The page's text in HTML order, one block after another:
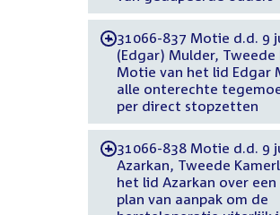
-31066-837 Motie d.d. 9
(Edgar) Mulder, Tweede
Motie van het lid Edgar
alle onterechte
per direct stopzetten
-31066-838 Motie d.d. 9
Azarkan, Tweede
het lid Azarkan over
plan van aanpak om de